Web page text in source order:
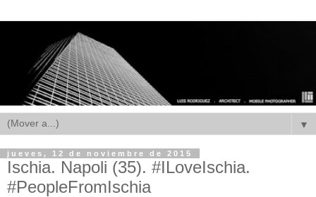
▼
jueves, 12 de noviembre de 2015
Ischia. Napoli (35). #ILoveIschia.
#PeopleFromIschia